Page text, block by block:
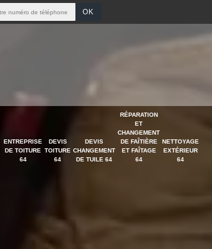
ENTREPRISE
DE TOITURE
64
DEVIS
TOITURE
64
DEVIS
CHANGEMENT
DE TUILE 64
RÉPARATION
ET
CHANGEMENT
DE FAÎTIÈRE
ET FAÎTAGE
64
NETTOYAGE
EXTÉRIEUR
64